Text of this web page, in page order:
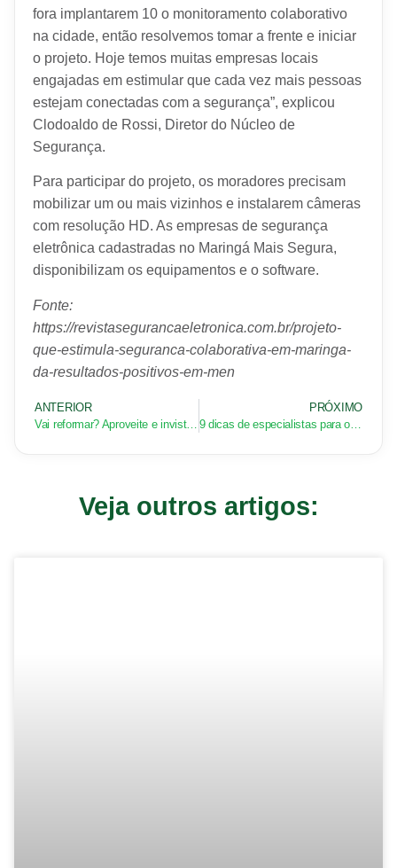
fora implantarem 10 o monitoramento colaborativo
na cidade, então resolvemos tomar a frente e iniciar
o projeto. Hoje temos muitas empresas locais
engajadas em estimular que cada vez mais pessoas
estejam conectadas com a segurança”, explicou
Clodoaldo de Rossi, Diretor do Núcleo de
Segurança.
Para participar do projeto, os moradores precisam
mobilizar um ou mais vizinhos e instalarem câmeras
com resolução HD. As empresas de segurança
eletrônica cadastradas no Maringá Mais Segura,
disponibilizam os equipamentos e o software.
Fonte:
https://revistasegurancaeletronica.com.br/projeto-
que-estimula-seguranca-colaborativa-em-maringa-
da-resultados-positivos-em-men
ANTERIOR
Vai reformar? Aproveite e invista em segurança eletrônica!
PRÓXIMO
9 dicas de especialistas para o seu projeto de segurança eletrônica!
Veja outros artigos: